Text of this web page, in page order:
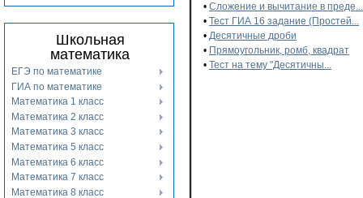
Школьная
математика
ЕГЭ по математике
ГИА по математике
Математика 1 класс
Математика 2 класс
Математика 3 класс
Математика 5 класс
Математика 6 класс
Математика 7 класс
Математика 8 класс
• Сложение и вычитание в преде...
• Тест ГИА 16 задание (Простей...
• Десятичные дроби
• Прямоугольник, ромб, квадрат
• Тест на тему "Десятичны...